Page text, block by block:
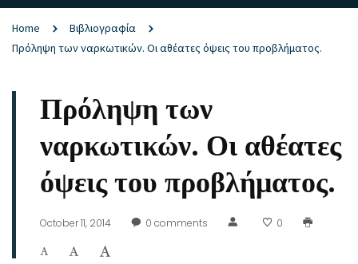
Home
Βιβλιογραφία
Πρόληψη των ναρκωτικών. Οι αθέατες όψεις του προβλήματος.
Πρόληψη των
ναρκωτικών. Οι αθέατες
όψεις του προβλήματος.
October 11, 2014 0 comments 0